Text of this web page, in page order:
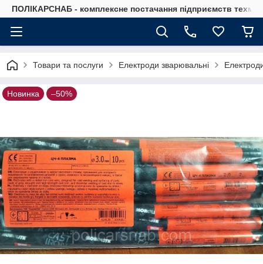
ПОЛІКАРСНАБ - комплексне постачання підприємств
Товари та послуги Електроди зварювальні
Новинка –50%